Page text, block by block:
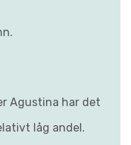
Agustina har det
låg andel.